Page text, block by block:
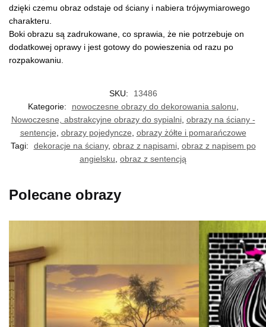
dzięki czemu obraz odstaje od ściany i nabiera trójwymiarowego
charakteru.
Boki obrazu są zadrukowane, co sprawia, że nie potrzebuje on
dodatkowej oprawy i jest gotowy do powieszenia od razu po
rozpakowaniu.
SKU:
13486
Kategorie:
nowoczesne obrazy do dekorowania salonu
Nowoczesne, abstrakcyjne obrazy do sypialni, obrazy na ściany -
sentencje obrazy pojedyncze obrazy żółte i pomarańczowe
Tagi:
dekoracje na ściany, obraz z napisami, obraz z napisem po
angielsku obraz z sentencją
Polecane obrazy